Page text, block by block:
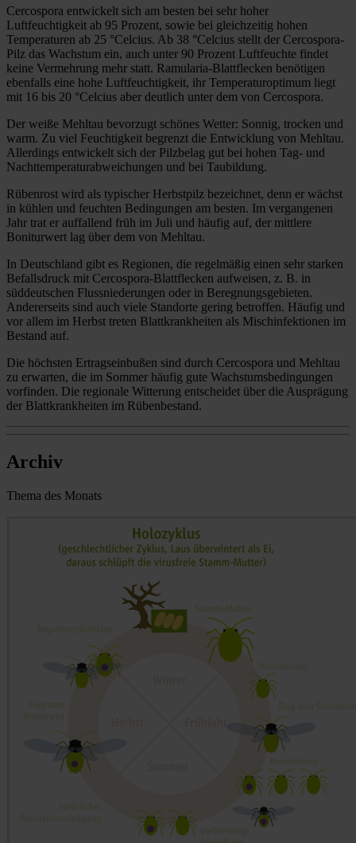
Cercospora entwickelt sich am besten bei sehr hoher
Luftfeuchtigkeit ab 95 Prozent, sowie bei gleichzeitig hohen
Temperaturen ab 25 °Celcius. Ab 38 °Celcius stellt der Cercospora-
Pilz das Wachstum ein, auch unter 90 Prozent Luftfeuchte findet
keine Vermehrung mehr statt. Ramularia-Blattflecken benötigen
ebenfalls eine hohe Luftfeuchtigkeit, ihr Temperaturoptimum liegt
mit 16 bis 20 °Celcius aber deutlich unter dem von Cercospora.
Der weiße Mehltau bevorzugt schönes Wetter: Sonnig, trocken und
warm. Zu viel Feuchtigkeit begrenzt die Entwicklung von Mehltau.
Allerdings entwickelt sich der Pilzbelag gut bei hohen Tag- und
Nachttemperaturabweichungen und bei Taubildung.
Rübenrost wird als typischer Herbstpilz bezeichnet, denn er wächst
in kühlen und feuchten Bedingungen am besten. Im vergangenen
Jahr trat er auffallend früh im Juli und häufig auf, der mittlere
Boniturwert lag über dem von Mehltau.
In Deutschland gibt es Regionen, die regelmäßig einen sehr starken
Befallsdruck mit Cercospora-Blattflecken aufweisen, z. B. in
süddeutschen Flussniederungen oder in Beregnungsgebieten.
Andererseits sind auch viele Standorte gering betroffen. Häufig und
vor allem im Herbst treten Blattkrankheiten als Mischinfektionen im
Bestand auf.
Die höchsten Ertragseinbußen sind durch Cercospora und Mehltau
zu erwarten, die im Sommer häufig gute Wachstumsbedingungen
vorfinden. Die regionale Witterung entscheidet über die Ausprägung
der Blattkrankheiten im Rübenbestand.
Archiv
Thema des Monats